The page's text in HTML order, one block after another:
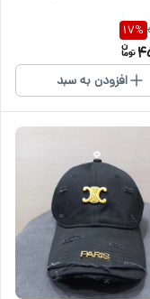
17%
افزودن به سبد